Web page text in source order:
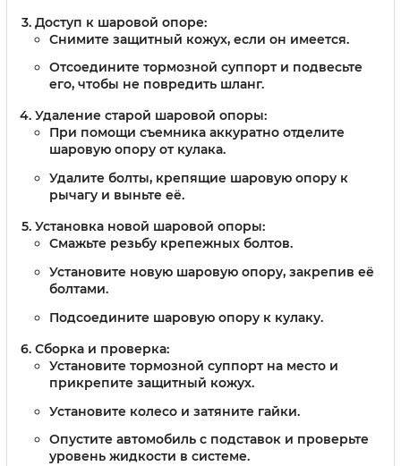
Доступ к шаровой опоре:
Снимите защитный кожух, если он имеется.
Отсоедините тормозной суппорт и подвесьте
его, чтобы не повредить шланг.
Удаление старой шаровой опоры:
При помощи съемника аккуратно отделите
шаровую опору от кулака.
Удалите болты, крепящие шаровую опору к
рычагу и выньте её.
Установка новой шаровой опоры:
Смажьте резьбу крепежных болтов.
Установите новую шаровую опору, закрепив её
болтами.
Подсоедините шаровую опору к кулаку.
Сборка и проверка:
Установите тормозной суппорт на место и
прикрепите защитный кожух.
Установите колесо и затяните гайки.
Опустите автомобиль с подставок и проверьте
уровень жидкости в системе.